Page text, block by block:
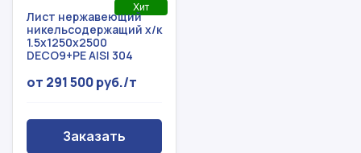
Хит
Лист нержавеющий
никельсодержащий х/к
1.5x1250x2500
DECO9+PE AISI 304
от 291 500 руб./т
Заказать